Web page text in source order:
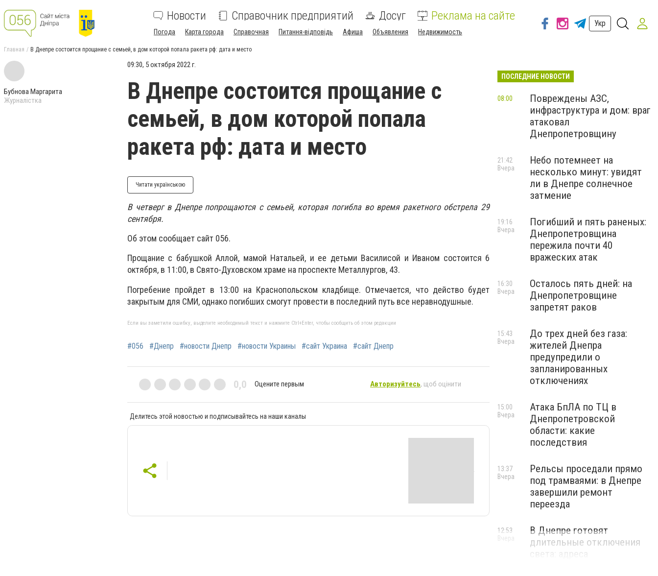
Новости Справочник предприятий Досуг Реклама на сайте
Погода Карта города Справочная Питання-відповідь Афиша Объявления Недвижимость
Укр
Главная В Днепре состоится прощание с семьей, в дом которой попала ракета рф: дата и место
Бубнова Маргарита
Журналістка
09:30, 5 октября 2022 г.
В Днепре состоится прощание с
семьей, в дом которой попала
ракета рф: дата и место
Читати українською
В четверг в Днепре попрощаются с семьей, которая погибла во время ракетного обстрела 29
сентября.
Об этом сообщает сайт 056.
Прощание с бабушкой Аллой, мамой Натальей, и ее детьми Василисой и Иваном состоится 6
октября, в 11:00, в Свято-Духовском храме на проспекте Металлургов, 43.
Погребение пройдет в 13:00 на Краснопольском кладбище. Отмечается, что действо будет
закрытым для СМИ, однако погибших смогут провести в последний путь все неравнодушные.
Если вы заметили ошибку, выделите необходимый текст и нажмите Ctrl+Enter, чтобы сообщить об этом редакции
#056 #Днепр #новости Днепр #новости Украины #сайт Украина #сайт Днепр
0,0 Оцените первым Авторизуйтесь, щоб оцінити
Делитесь этой новостью и подписывайтесь на наши каналы
ПОСЛЕДНИЕ НОВОСТИ
Повреждены АЗС,
инфраструктура и дом: враг
атаковал
Днепропетровщину
08:00
Небо потемнеет на
несколько минут: увидят
ли в Днепре солнечное
затмение
21:42
Вчера
Погибший и пять раненых:
Днепропетровщина
пережила почти 40
вражеских атак
19:16
Вчера
Осталось пять дней: на
Днепропетровщине
запретят раков
16:30
Вчера
До трех дней без газа:
жителей Днепра
предупредили о
запланированных
отключениях
15:43
Вчера
Атака БпЛА по ТЦ в
Днепропетровской
области: какие
последствия
15:00
Вчера
Рельсы проседали прямо
под трамваями: в Днепре
завершили ремонт
переезда
13:37
Вчера
В Днепре готовят
длительные отключения
12:53
Вчера